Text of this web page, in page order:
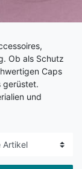
Ob als Schutz
Caps
gerüstet.
und